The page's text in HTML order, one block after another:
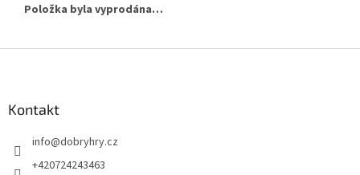
Položka byla vyprodána…
Kontakt
info@dobryhry.cz
+420724243463